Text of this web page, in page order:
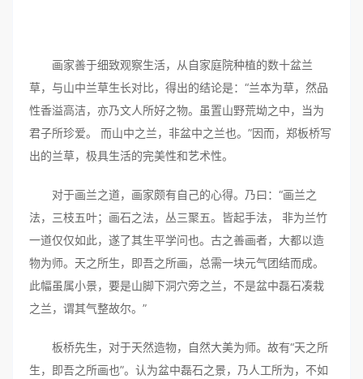
画家善于细致观察生活，从自家庭院种植的数十盆兰
草，与山中兰草生长对比，得出的结论是：“兰本为草，然品
性香溢高洁，亦乃文人所好之物。虽置山野荒坳之中，当为
君子所珍爱。 而山中之兰，非盆中之兰也。”因而，郑板桥写
出的兰草，极具生活的完美性和艺术性。
对于画兰之道，画家颇有自己的心得。乃曰：“画兰之
法，三枝五叶；画石之法，丛三聚五。皆起手法， 非为兰竹
一道仅仅如此，遂了其生平学问也。古之善画者，大都以造
物为师。天之所生，即吾之所画，总需一块元气团结而成。
此幅虽属小景，要是山脚下洞穴旁之兰，不是盆中磊石凑栽
之兰，谓其气整故尔。”
板桥先生，对于天然造物，自然大美为师。故有“天之所
生，即吾之所画也”。认为盆中磊石之景，乃人工所为，不如